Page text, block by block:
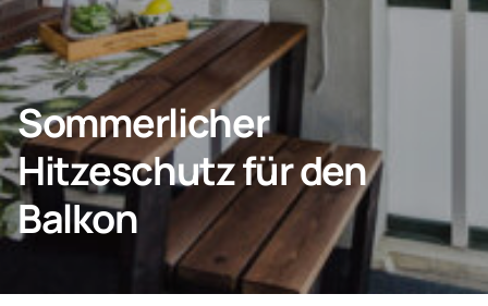
Privatkunden
Unternehmen
KONTAKT
Sommerlicher
Hitzeschutz für den
Balkon